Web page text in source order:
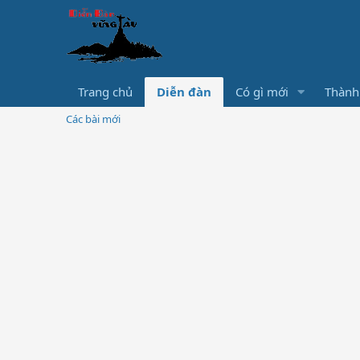
Trang chủ Diễn đàn Có gì mới
Các bài mới